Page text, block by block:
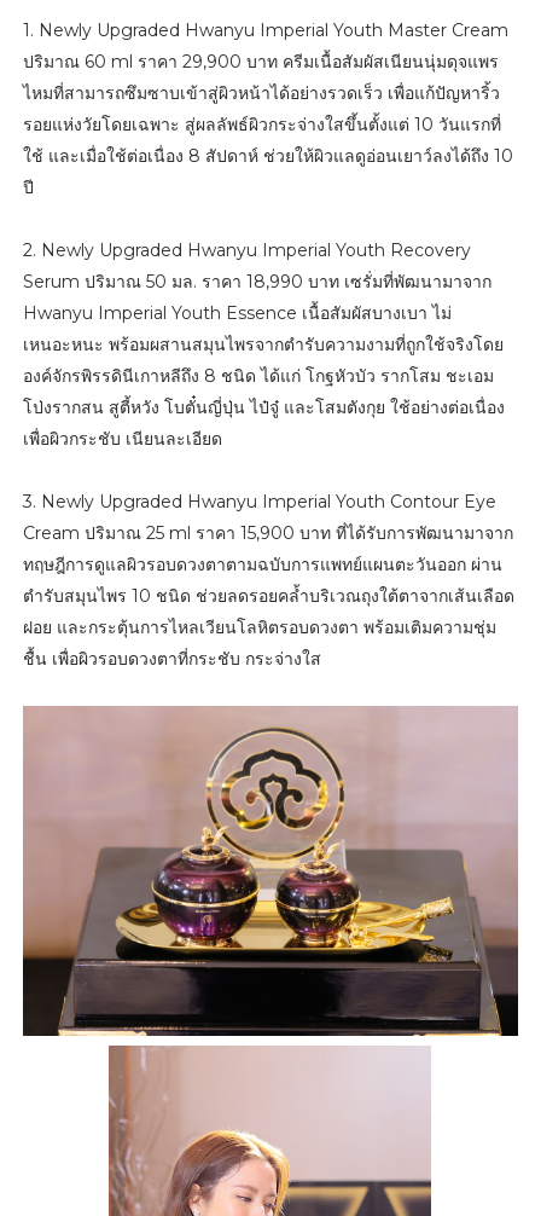
1. Newly Upgraded Hwanyu Imperial Youth Master Cream
ปริมาณ 60 ml ราคา 29,900 บาท ครีมเนื้อสัมผัสเนียนนุ่มดุจแพร
ไหมที่สามารถซึมซาบเข้าสู่ผิวหน้าได้อย่างรวดเร็ว เพื่อแก้ปัญหาริ้ว
รอยแห่งวัยโดยเฉพาะ สู่ผลลัพธ์ผิวกระจ่างใสขึ้นตั้งแต่ 10 วันแรกที่
ใช้ และเมื่อใช้ต่อเนื่อง 8 สัปดาห์ ช่วยให้ผิวแลดูอ่อนเยาว์ลงได้ถึง 10
ปี
2. Newly Upgraded Hwanyu Imperial Youth Recovery
Serum ปริมาณ 50 มล. ราคา 18,990 บาท เซรั่มที่พัฒนามาจาก
Hwanyu Imperial Youth Essence เนื้อสัมผัสบางเบา ไม่
เหนอะหนะ พร้อมผสานสมุนไพรจากตำรับความงามที่ถูกใช้จริงโดย
องค์จักรพิรรดินีเกาหลีถึง 8 ชนิด ได้แก่ โกฐหัวบัว รากโสม ชะเอม
โป่งรากสน สูตี้หวัง โบตั๋นญี่ปุ่น ไป๋จู๋ และโสมตังกุย ใช้อย่างต่อเนื่อง
เพื่อผิวกระชับ เนียนละเอียด
3. Newly Upgraded Hwanyu Imperial Youth Contour Eye
Cream ปริมาณ 25 ml ราคา 15,900 บาท ที่ได้รับการพัฒนามาจาก
ทฤษฎีการดูแลผิวรอบดวงตาตามฉบับการแพทย์แผนตะวันออก ผ่าน
ตำรับสมุนไพร 10 ชนิด ช่วยลดรอยคล้ำบริเวณถุงใต้ตาจากเส้นเลือด
ฝอย และกระตุ้นการไหลเวียนโลหิตรอบดวงตา พร้อมเติมความชุ่ม
ชื้น เพื่อผิวรอบดวงตาที่กระชับ กระจ่างใส